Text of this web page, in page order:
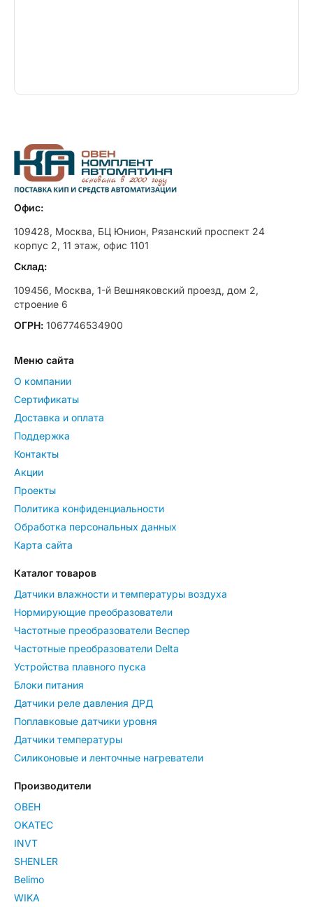
Офис:
109428, Москва, БЦ Юнион, Рязанский проспект 24
корпус 2, 11 этаж, офис 1101
Склад:
109456, Москва, 1-й Вешняковский проезд, дом 2,
строение 6
ОГРН: 1067746534900
Меню сайта
О компании
Сертификаты
Доставка и оплата
Поддержка
Контакты
Акции
Проекты
Политика конфиденциальности
Обработка персональных данных
Карта сайта
Каталог товаров
Датчики влажности и температуры воздуха
Нормирующие преобразователи
Частотные преобразователи Веспер
Частотные преобразователи Delta
Устройства плавного пуска
Блоки питания
Датчики реле давления ДРД
Поплавковые датчики уровня
Датчики температуры
Силиконовые и ленточные нагреватели
Производители
ОВЕН
OKATEC
INVT
SHENLER
Belimo
WIKA